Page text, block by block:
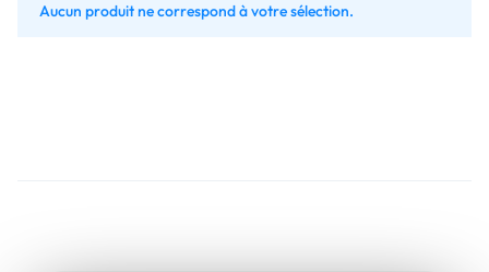
Aucun produit ne correspond à votre sélection.